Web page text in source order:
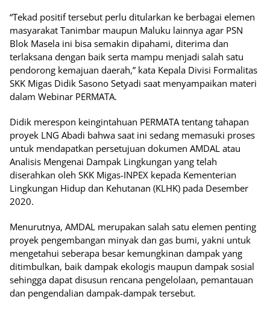
“Tekad positif tersebut perlu ditularkan ke berbagai elemen
masyarakat Tanimbar maupun Maluku lainnya agar PSN
Blok Masela ini bisa semakin dipahami, diterima dan
terlaksana dengan baik serta mampu menjadi salah satu
pendorong kemajuan daerah,” kata Kepala Divisi Formalitas
SKK Migas Didik Sasono Setyadi saat menyampaikan materi
dalam Webinar PERMATA.
Didik merespon keingintahuan PERMATA tentang tahapan
proyek LNG Abadi bahwa saat ini sedang memasuki proses
untuk mendapatkan persetujuan dokumen AMDAL atau
Analisis Mengenai Dampak Lingkungan yang telah
diserahkan oleh SKK Migas-INPEX kepada Kementerian
Lingkungan Hidup dan Kehutanan (KLHK) pada Desember
2020.
Menurutnya, AMDAL merupakan salah satu elemen penting
proyek pengembangan minyak dan gas bumi, yakni untuk
mengetahui seberapa besar kemungkinan dampak yang
ditimbulkan, baik dampak ekologis maupun dampak sosial
sehingga dapat disusun rencana pengelolaan, pemantauan
dan pengendalian dampak-dampak tersebut.